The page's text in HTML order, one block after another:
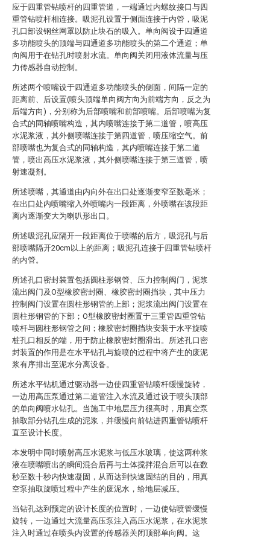
应于四重管钻喷杆的四重管道，一端通过内螺纹接口与四
重管钻喷杆相连接。吸泥孔设置于侧面连接于内管，吸泥
孔口部设钢丝网罩以防止块石的吸入。单向阀设于四通道
多功能喷头的顶端与四通道多功能喷头的第二个通道；单
向阀用于在钻孔时喷射水流。单向阀关闭用液体流量与压
力传感器自动控制。
所述两个喷嘴设于四通道多功能喷头的侧面，间隔一定的
距离前、后设置(喷头顶端单向阀方向为前端方向，反之为
后端方向)，分别称为后部喷嘴和前部喷嘴。后部喷嘴为复
合式的同轴喷嘴构造，其内喷嘴连接于第二道管，喷高压
水泥浆液，其外侧喷嘴连接于第四道管，喷压缩空气。前
部喷嘴也为复合式的同轴构造，其内喷嘴连接于第二道
管，喷出高压水泥浆液，其外侧喷嘴连接于第三道管，喷
射速凝剂。
所述喷嘴，其通道由内向外在出口处逐渐变窄至数毫米；
在出口处内喷嘴缩入外喷嘴内一段距离，外喷嘴在该段距
离内逐渐变大为喇叭形出口。
所述吸泥孔应隔开一段距离位于喷嘴的后方，吸泥孔与后
部喷嘴隔开20cm以上的距离；吸泥孔连接于四重管钻喷杆
的内管。
所述孔口密封装置包括圆柱形钢管、压力控制阀门，泥浆
流出阀门及O型橡胶密封圈、橡胶密封圈挡块，其中压力
控制阀门设置在圆柱形钢管的上部；泥浆流出阀门设置在
圆柱形钢管的下部；O型橡胶密封圈置于三重管四重管钻
喷杆与圆柱形钢管之间；橡胶密封圈挡块安装于水平旋喷
桩孔口相反的端，用于防止橡胶密封圈滑出。所述孔口密
封装置的作用是在水平钻孔与旋喷的过程中将产生的废泥
浆有序排出至泥水分离设备。
所述水平钻机通过驱动器一边使四重管钻喷杆缓慢旋转，
一边用高压泵通过第二道管注入水流及通过设于喷头顶部
的单向阀喷水钻孔。当施工中地层压力很高时，用真空泵
抽取部分钻孔生成的泥浆，并缓慢向前钻进四重管钻喷杆
直至设计长度。
本发明中同时喷射高压水泥浆与低压水玻璃，使这两种浆
液在喷嘴喷出的瞬间混合后再与土体搅拌混合后可以在数
秒至数十秒内快速凝固，从而达到快速固结的目的，用真
空泵抽取旋喷过程中产生的废泥水，给地层减压。
当钻孔达到预定的设计长度的位置时，一边使钻喷管缓慢
旋转，一边通过大流量高压泵注入高压水泥浆，在水泥浆
注入时通过在喷头内设置的传感器关闭顶部单向阀。这